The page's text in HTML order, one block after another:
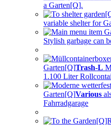
a Garten[Q].
variable shelter for
Stylish garbage can
Garten[Q]Trash-L
1.100 Liter
Garten[Q]Various
Fahrradgarage